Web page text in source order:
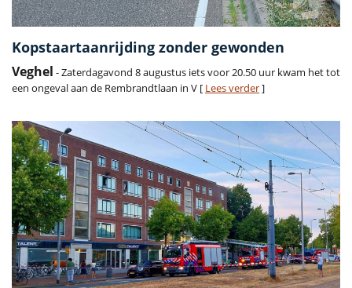
Kopstaartaanrijding zonder gewonden
Veghel - Zaterdagavond 8 augustus iets voor 20.50 uur kwam het tot
een ongeval aan de Rembrandtlaan in V [ Lees verder]